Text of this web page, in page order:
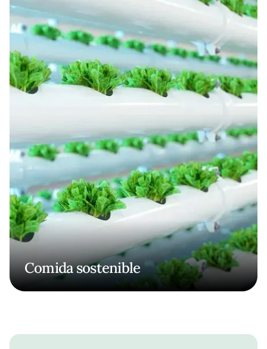
Comida sostenible